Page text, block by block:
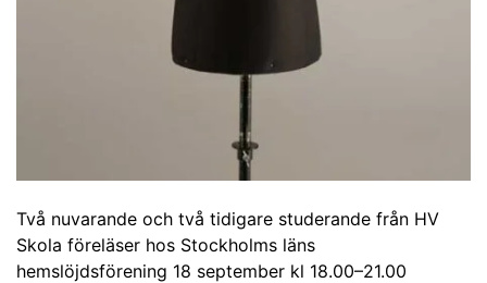
Två nuvarande och två tidigare studerande från HV
Skola föreläser hos Stockholms läns
hemslöjdsförening 18 september kl 18.00–21.00